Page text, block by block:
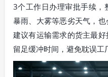
3个工作日办理审批手续，
暴雨、大雾等恶劣天气，
建议有运输需求的货主最
留足缓冲时间，避免耽误工